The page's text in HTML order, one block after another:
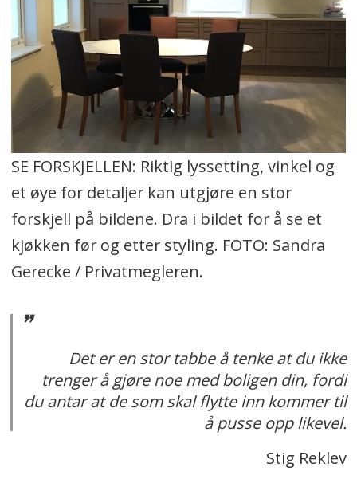
SE FORSKJELLEN: Riktig lyssetting, vinkel og
et øye for detaljer kan utgjøre en stor
forskjell på bildene. Dra i bildet for å se et
kjøkken før og etter styling. FOTO: Sandra
Gerecke / Privatmegleren.
Det er en stor tabbe å tenke at du ikke
trenger å gjøre noe med boligen din, fordi
du antar at de som skal flytte inn kommer til
å pusse opp likevel.
Stig Reklev